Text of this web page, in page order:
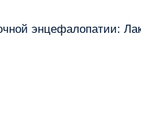
энцефалопатии: